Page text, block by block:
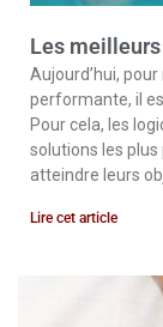
Les
Aujourd’hui,
performante, il
Pour cela, les
solutions les
atteindre leurs
Lire cet article